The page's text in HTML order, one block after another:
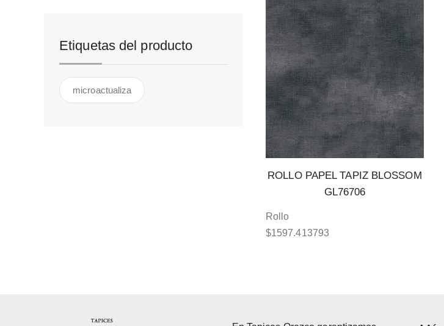
ROLLO PAPEL TAPIZ BLOSSOM
GL76706
Rollo
$1597.413793
Etiquetas del producto
microactualiza